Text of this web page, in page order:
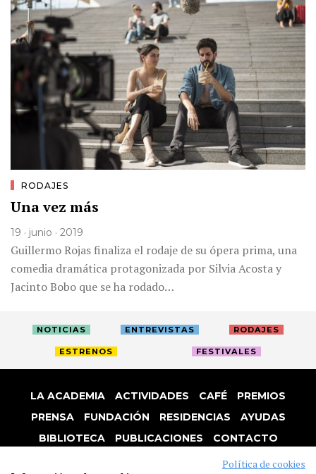
RODAJES
Una vez más
19 · junio · 2019
Guillermo Rojas finaliza el rodaje de su ópera prima, una
comedia dramática protagonizada por Silvia Acosta y
Jacinto Bobo que se ha rodado…
NOTICIAS ENTREVISTAS RODAJES
ESTRENOS FESTIVALES
LA ACADEMIA ACTIVIDADES CAFÉ
PREMIOS
PRENSA
FUNDACIÓN RESIDENCIAS
AYUDAS
BIBLIOTECA
PUBLICACIONES
CONTACTO
COOKIES
Política de cookies